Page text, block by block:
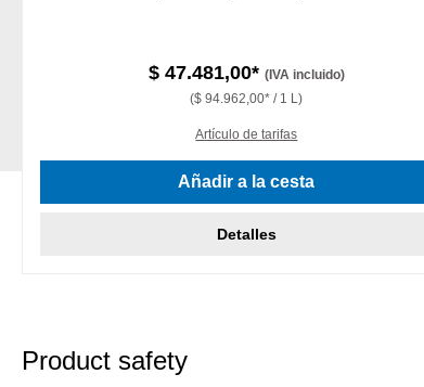
$ 47.481,00* (IVA incluido)
($ 94.962,00* / 1 L)
Artículo de tarifas
Añadir a la cesta
Detalles
Product safety